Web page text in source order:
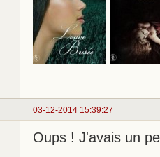
03-12-2014 15:39:27
Oups ! J'avais un